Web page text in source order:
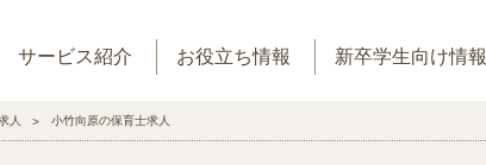
サービス紹介 お役立ち情報 新卒学生向け情報
人 小竹向原の保育士求人